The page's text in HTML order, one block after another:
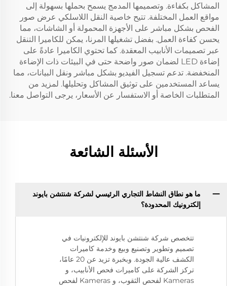
المشاكل بكفاءة. وتصميمها المدمج يسمح بحملها بسهولة إلى
مواقع العمل المختلفة. تتيح خاصية النقل اللاسلكي عرض صور
الفحص بشكل مباشر على الأجهزة المحمولة أو الشاشات، مما
يحسن كفاءة العمل. بفضل تشغيلها المرنا، يمكن للكاميرا التنقل
عبر تصميمات الأنابيب المعقدة. كما تحتوي الكاميرا عادةً على
إضاءة LED لضمان صور واضحة حتى في البيئات ذات الإضاءة
المنخفضة. تدعم تسجيل الفيديو بشكل مباشر ونقل البيانات، مما
يساعد المستخدمين على توثيق المشاكل وتحليلها. لمزيد من
المتطلبات الخاصة أو الاستفسار عن الأسعار، يرجى التواصل معنا.
الأسئلة الشائعة
ما هو نطاق النشاط التجاري الرئيسي لشركة شنتشن بايوند
إلكترونيك المحدودة؟
تتخصص شركة شنتشن بايوند للإلكترونيات في
تصميم وتطوير وتصنيع وبيع وخدمة كاميرات
الكشف عالية الجودة. وبخبرة تزيد عن 20 عامًا،
تركز الشركة على كاميرات فحص الأنابيب، و
Kameras لفحص الثقوب، و Kameras لفحص